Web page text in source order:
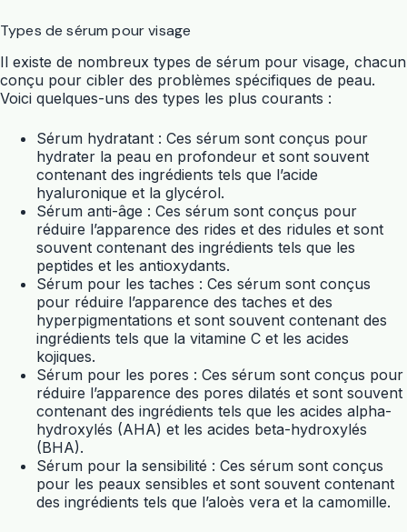
Types de sérum pour visage
Il existe de nombreux types de sérum pour visage, chacun
conçu pour cibler des problèmes spécifiques de peau.
Voici quelques-uns des types les plus courants :
Sérum hydratant : Ces sérum sont conçus pour
hydrater la peau en profondeur et sont souvent
contenant des ingrédients tels que l’acide
hyaluronique et la glycérol.
Sérum anti-âge : Ces sérum sont conçus pour
réduire l’apparence des rides et des ridules et sont
souvent contenant des ingrédients tels que les
peptides et les antioxydants.
Sérum pour les taches : Ces sérum sont conçus
pour réduire l’apparence des taches et des
hyperpigmentations et sont souvent contenant des
ingrédients tels que la vitamine C et les acides
kojiques.
Sérum pour les pores : Ces sérum sont conçus pour
réduire l’apparence des pores dilatés et sont souvent
contenant des ingrédients tels que les acides alpha-
hydroxylés (AHA) et les acides beta-hydroxylés
(BHA).
Sérum pour la sensibilité : Ces sérum sont conçus
pour les peaux sensibles et sont souvent contenant
des ingrédients tels que l’aloès vera et la camomille.